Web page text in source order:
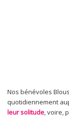
Nos bénévoles
quotidiennement
leur solitude, voire,